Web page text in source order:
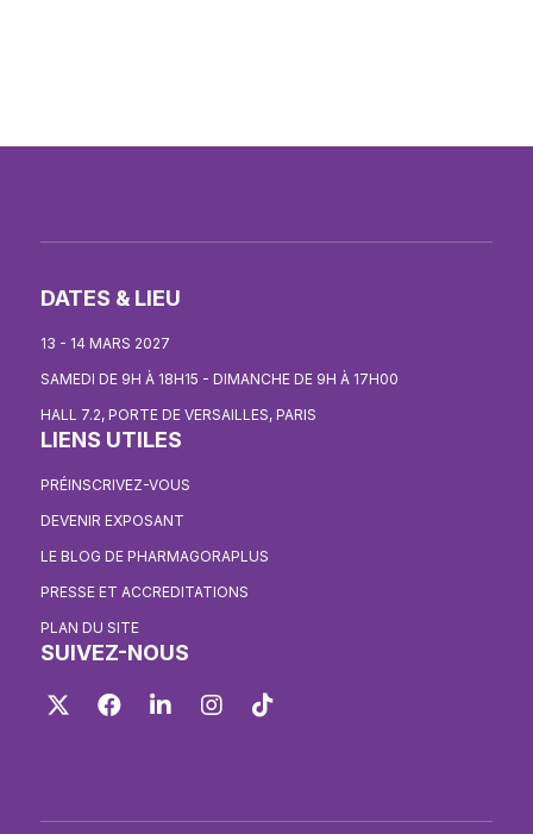
DATES & LIEU
13 - 14 MARS 2027
SAMEDI DE 9H À 18H15 - DIMANCHE DE 9H À 17H00
HALL 7.2, PORTE DE VERSAILLES, PARIS
LIENS UTILES
PRÉINSCRIVEZ-VOUS
DEVENIR EXPOSANT
LE BLOG DE PHARMAGORAPLUS
PRESSE ET ACCREDITATIONS
PLAN DU SITE
SUIVEZ-NOUS
Twitter FacebookLinkedIn Instagram